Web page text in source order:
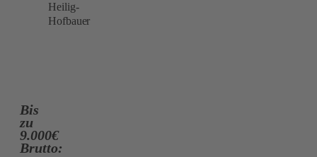
Heilig-
Hofbauer
Bis
zu
9.000€
Brutto: